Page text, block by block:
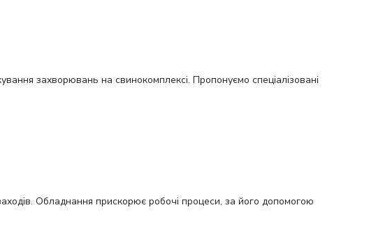
захворювань на свинокомплексі. Пропонуємо спеціалізовані
Обладнання прискорює робочі процеси, за його допомогою